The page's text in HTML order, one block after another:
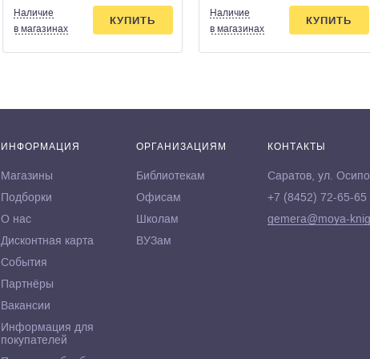
Наличие
в магазинах
КУПИТЬ
Наличие
в магазинах
КУПИТЬ
ИНФОРМАЦИЯ
Магазины
Подборки
О нас
Дисконтная карта
События
Партнёры
Вакансии
Информация для
покупателей
ОРГАНИЗАЦИЯМ
Библиотекам
Офисам
Школам
ВУЗам
КОНТАКТЫ
Саратов, ул.
+7 (8452) 72-65-65
gemera@moya-